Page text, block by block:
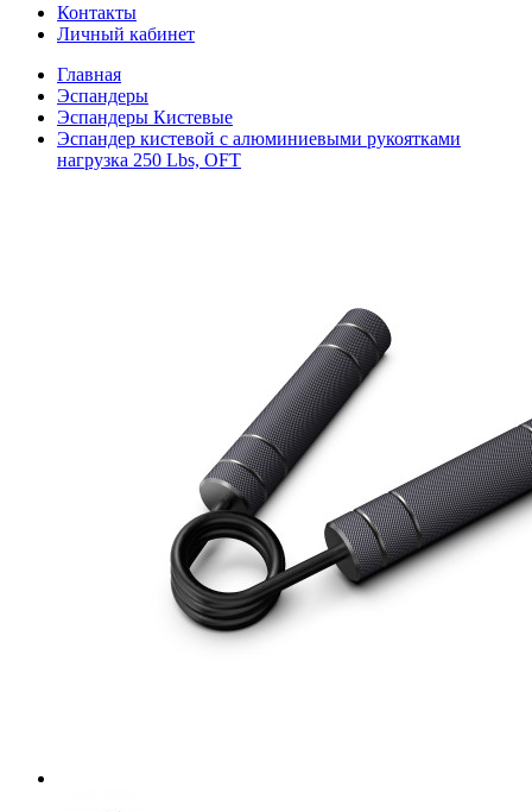
Контакты
Личный кабинет
Главная
Эспандеры
Эспандеры Кистевые
Эспандер кистевой с алюминиевыми рукоятками
нагрузка 250 Lbs, OFT